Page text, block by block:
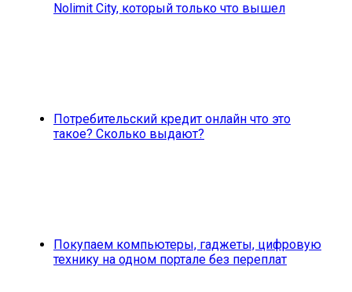
Nolimit City, который только что вышел
Потребительский кредит онлайн что это
такое? Сколько выдают?
Покупаем компьютеры, гаджеты, цифровую
технику на одном портале без переплат